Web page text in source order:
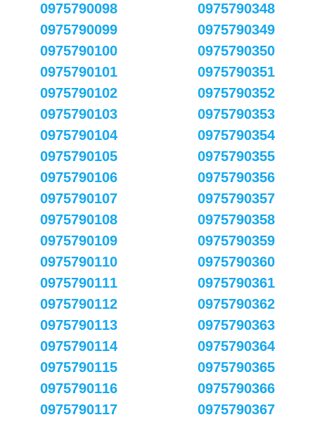
0975790098
0975790099
0975790100
0975790101
0975790102
0975790103
0975790104
0975790105
0975790106
0975790107
0975790108
0975790109
0975790110
0975790111
0975790112
0975790113
0975790114
0975790115
0975790116
0975790117
0975790348
0975790349
0975790350
0975790351
0975790352
0975790353
0975790354
0975790355
0975790356
0975790357
0975790358
0975790359
0975790360
0975790361
0975790362
0975790363
0975790364
0975790365
0975790366
0975790367